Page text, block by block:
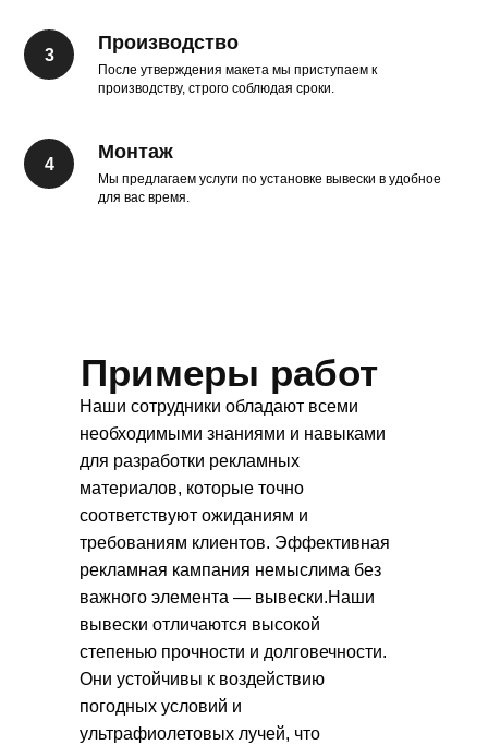
Производство
После утверждения макета мы приступаем к
производству, строго соблюдая сроки.
Монтаж
Мы предлагаем услуги по установке вывески в удобное
для вас время.
Примеры работ
Наши сотрудники обладают всеми
необходимыми знаниями и навыками
для разработки рекламных
материалов, которые точно
соответствуют ожиданиям и
требованиям клиентов. Эффективная
рекламная кампания немыслима без
важного элемента — вывески.Наши
вывески отличаются высокой
степенью прочности и долговечности.
Они устойчивы к воздействию
погодных условий и
ультрафиолетовых лучей, что